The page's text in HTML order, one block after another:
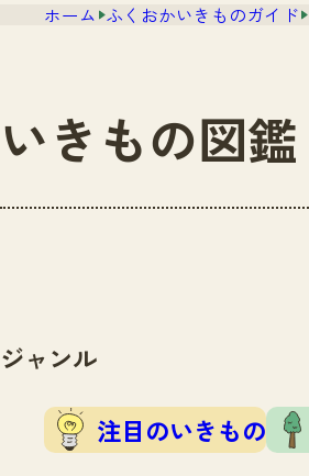
ホーム ふくおかいきものガイド
いきもの図鑑
ジャンル
注目のいきもの